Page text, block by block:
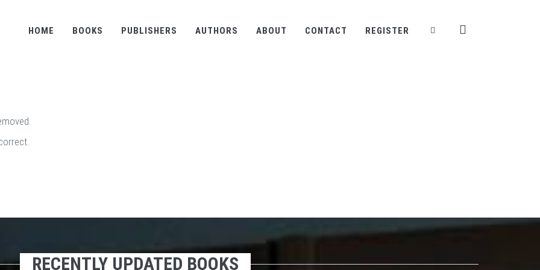
HOME BOOKS PUBLISHERS AUTHORS ABOUT CONTACT REGISTER
RECENTLY UPDATED BOOKS